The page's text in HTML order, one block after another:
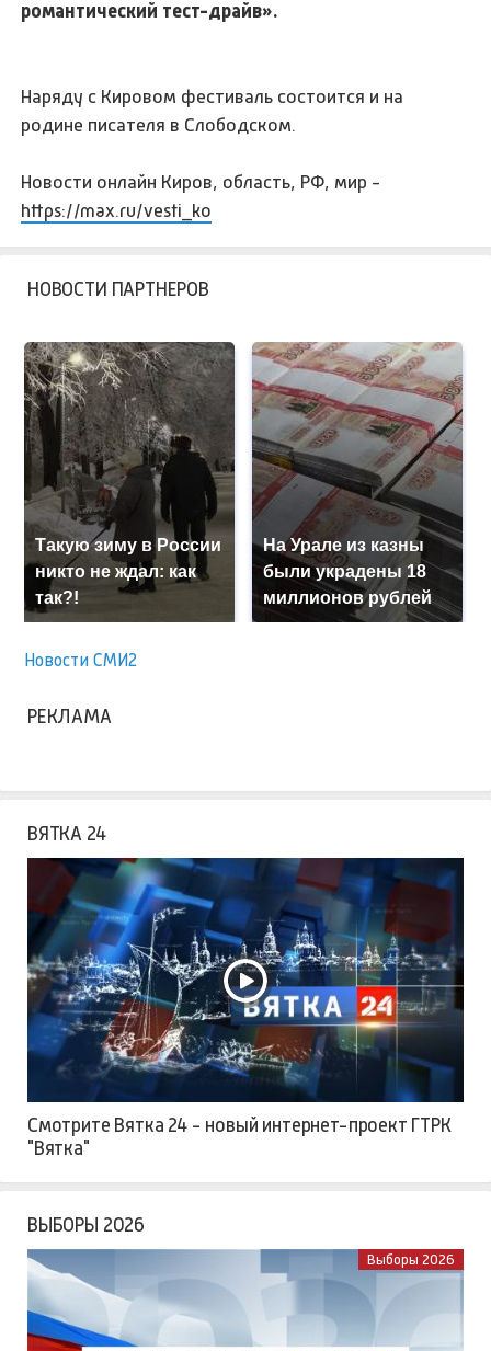
романтический тест-драйв».
Наряду с Кировом фестиваль состоится и на
родине писателя в Слободском.
Новости онлайн Киров, область, РФ, мир -
https://max.ru/vesti_ko
НОВОСТИ ПАРТНЕРОВ
Такую зиму в России
никто не ждал: как
так?!
На Урале из казны
были украдены 18
миллионов рублей
Новости СМИ2
РЕКЛАМА
ВЯТКА 24
Смотрите Вятка 24 - новый интернет-проект ГТРК
"Вятка"
ВЫБОРЫ 2026
Выборы 2026